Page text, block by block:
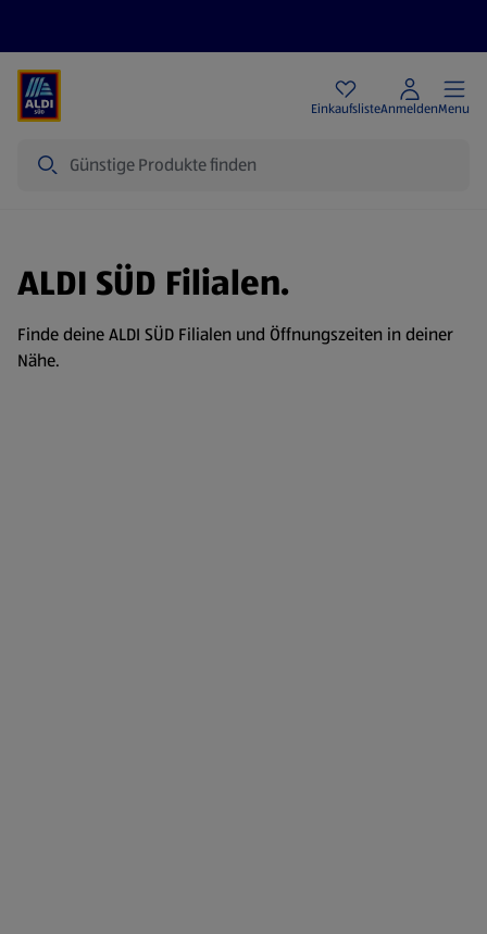
EinkaufslisteAnmeldenMenu
ALDI SÜD Filialen.
Finde deine ALDI SÜD Filialen und Öffnungszeiten in deiner
Nähe.